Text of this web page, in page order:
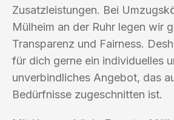
Zusatzleistungen. Bei
Mülheim an der Ruhr legen wir
Transparenz und Fairness.
für dich gerne ein individuelles
unverbindliches Angebot, das
Bedürfnisse zugeschnitten ist.